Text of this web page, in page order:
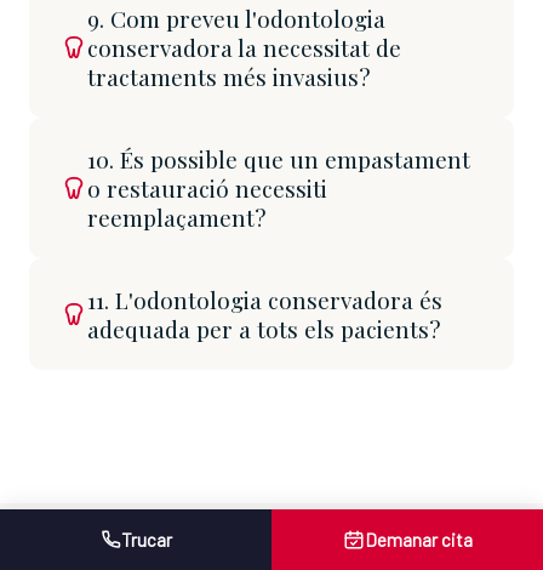
9. Com preveu l'odontologia
conservadora la necessitat de
tractaments més invasius?
10. És possible que un empastament
o restauració necessiti
reemplaçament?
11. L'odontologia conservadora és
adequada per a tots els pacients?
Trucar Demanar cita